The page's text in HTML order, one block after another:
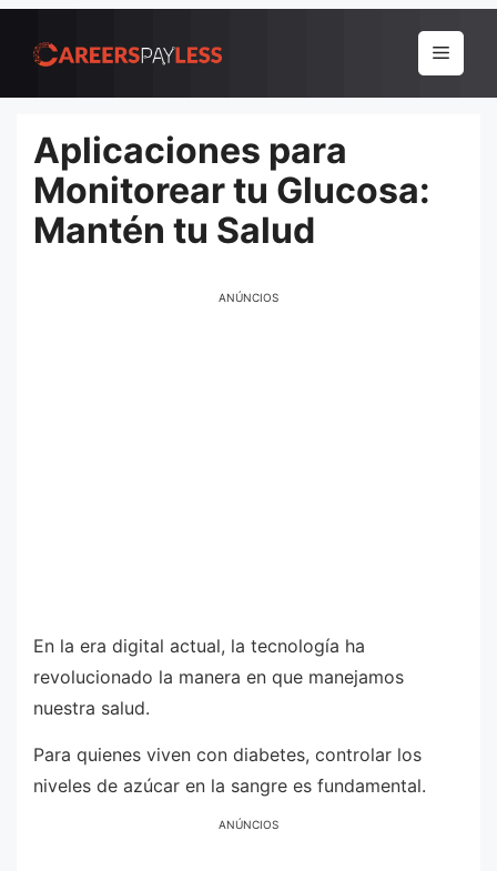
para
conteúdo
Menu
Aplicaciones para
Monitorear tu Glucosa:
Mantén tu Salud
ANÚNCIOS
En la era digital actual, la tecnología ha
revolucionado la manera en que manejamos
nuestra salud.
Para quienes viven con diabetes, controlar los
niveles de azúcar en la sangre es fundamental.
ANÚNCIOS